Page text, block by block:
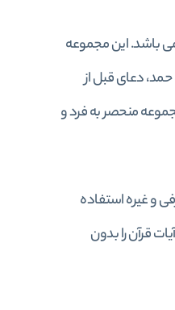
جلد حاوی یک حزب قرآن می باشد. این مجموعه
دعای قبل از
منحصر به فرد و
و غیره استفاده
قرآن را بدون